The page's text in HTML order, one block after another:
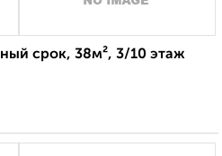
срок, 38м², 3/10 этаж